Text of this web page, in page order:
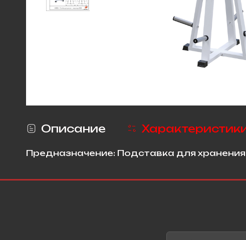
Описание
Предназначение: Подставка для